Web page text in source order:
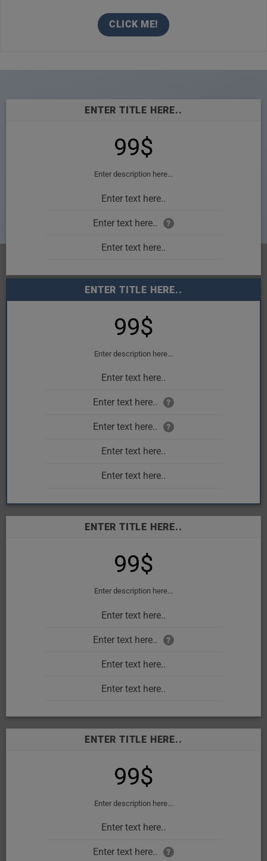
CLICK ME!
ENTER TITLE HERE..
99$
Enter description here...
Enter text here..
Enter text here.. ?
Enter text here..
ENTER TITLE HERE..
99$
Enter description here...
Enter text here..
Enter text here.. ?
Enter text here.. ?
Enter text here..
Enter text here..
ENTER TITLE HERE..
99$
Enter description here...
Enter text here..
Enter text here.. ?
Enter text here..
Enter text here..
ENTER TITLE HERE..
99$
Enter description here...
Enter text here..
Enter text here.. ?